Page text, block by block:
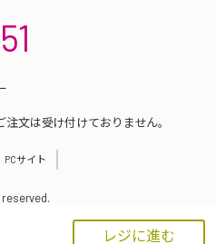
レジに進む
文は受け付けておりません。
PCサイト